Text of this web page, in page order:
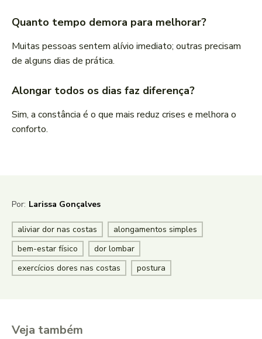
Quanto tempo demora para melhorar?
Muitas pessoas sentem alívio imediato; outras precisam
de alguns dias de prática.
Alongar todos os dias faz diferença?
Sim, a constância é o que mais reduz crises e melhora o
conforto.
Por: Larissa Gonçalves
aliviar dor nas costas
alongamentos simples
bem-estar físico
dor lombar
exercícios dores nas costas
postura
Veja também